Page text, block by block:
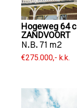
Hogeweg 64 c
ZANDVOORT
N.B. 71 m2
€275.000,- k.k.